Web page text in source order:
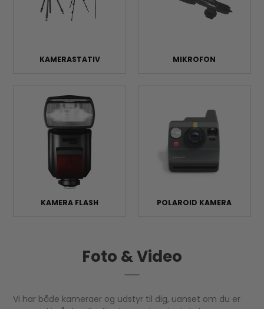
KAMERASTATIV MIKROFON
KAMERA FLASH POLAROID KAMERA
Foto & Video
Vi har både kameraer og udstyr til dig, uanset om du er